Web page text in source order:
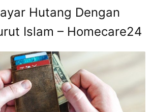
Hutang Dengan
Islam – Homecare24